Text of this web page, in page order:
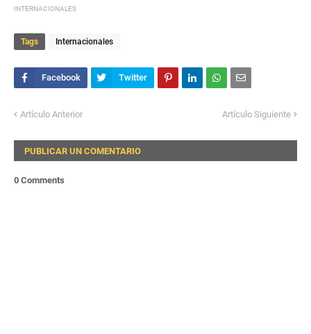
INTERNACIONALES
Tags Internacionales
Artículo Anterior Artículo Siguiente
PUBLICAR UN COMENTARIO
0 Comments